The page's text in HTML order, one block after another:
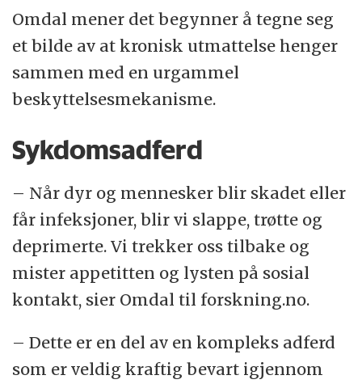
Omdal mener det begynner å tegne seg
et bilde av at kronisk utmattelse henger
sammen med en urgammel
beskyttelsesmekanisme.
Sykdomsadferd
– Når dyr og mennesker blir skadet eller
får infeksjoner, blir vi slappe, trøtte og
deprimerte. Vi trekker oss tilbake og
mister appetitten og lysten på sosial
kontakt, sier Omdal til forskning.no.
– Dette er en del av en kompleks adferd
som er veldig kraftig bevart igjennom